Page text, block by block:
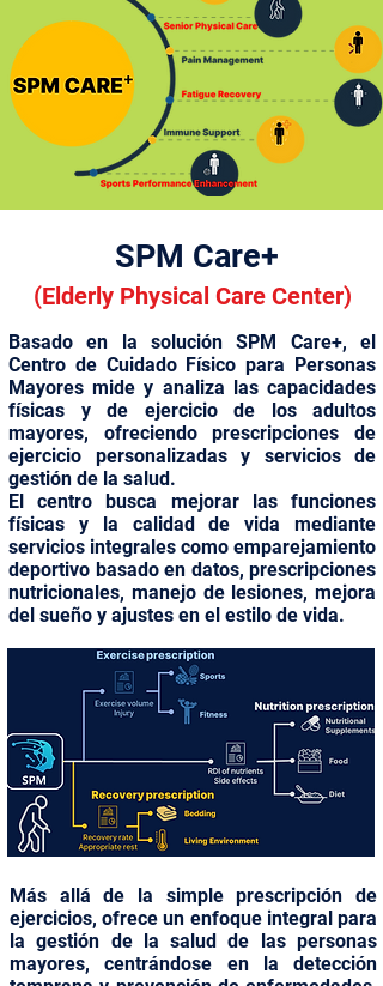
SPM Care+
(Elderly Physical Care Center)
Basado en la solución SPM Care+, el
Centro de Cuidado Físico para Personas
Mayores mide y analiza las capacidades
físicas y de ejercicio de los adultos
mayores, ofreciendo prescripciones de
ejercicio personalizadas y servicios de
gestión de la salud.
El centro busca mejorar las funciones
físicas y la calidad de vida mediante
servicios integrales como emparejamiento
deportivo basado en datos, prescripciones
nutricionales, manejo de lesiones, mejora
del sueño y ajustes en el estilo de vida.
Más allá de la simple prescripción de
ejercicios, ofrece un enfoque integral para
la gestión de la salud de las personas
mayores, centrándose en la detección